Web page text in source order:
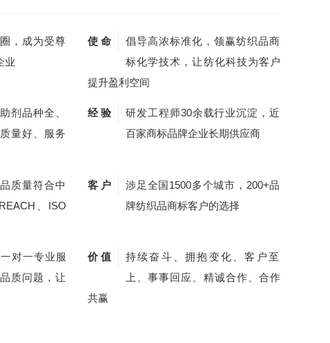
，成为受尊
业
使 命
倡导高浓标准化，领赢纺织品商
标化学技术，让纺化科技为客户
提升盈利空间
剂品种全、
量好、服务
经 验
研发工程师30余载行业沉淀，近
百家商标品牌企业长期供应商
质量符合中
、ISO
客 户
涉足全国1500多个城市，200+品
牌纺织品商标客户的选择
对一专业服
质问题，让
价 值
持续奋斗、拥抱变化、客户至
上、事事回应、精诚合作、合作
共赢